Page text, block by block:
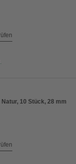
10 Stück, 28 mm